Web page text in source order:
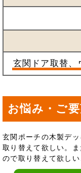
玄関ドア取替
お悩み・ご
玄関ポーチの木製デ
取り替えて欲しい。
ので取り替えて欲しい